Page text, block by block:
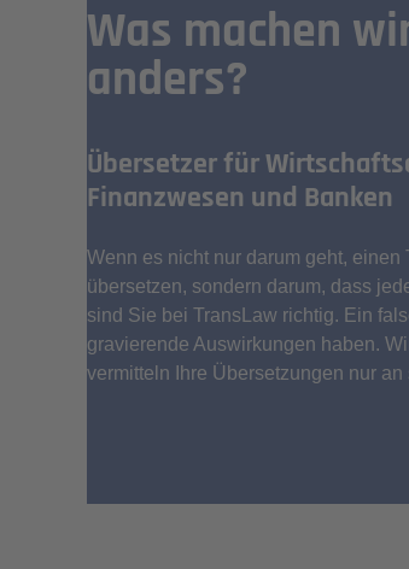
Was machen
anders?
Übersetzer für
Finanzwesen und Banken
Wenn es nicht nur darum geht,
übersetzen, sondern darum, dass
sind Sie bei TransLaw richtig. Ein
gravierende Auswirkungen haben.
vermitteln Ihre Übersetzungen nur